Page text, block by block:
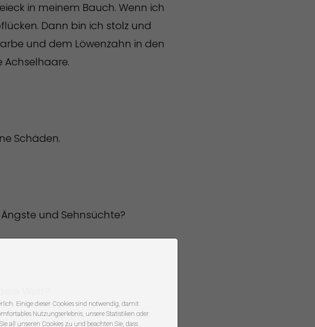
in meinem Bauch. Wenn ich
Dann bin ich stolz und
und dem Löwenzahn in den
Achselhaare.
Schäden.
und Sehnsüchte?
Einige dieser Cookies sind notwendig, damit
Nutzungserlebnis, unsere Statistiken oder
all unseren Cookies zu und beachten Sie, dass